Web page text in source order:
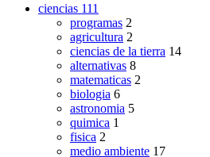
ciencias 111
programas 2
agricultura 2
ciencias de la tierra 14
alternativas 8
matematicas 2
biologia 6
astronomia 5
quimica 1
fisica 2
medio ambiente 17